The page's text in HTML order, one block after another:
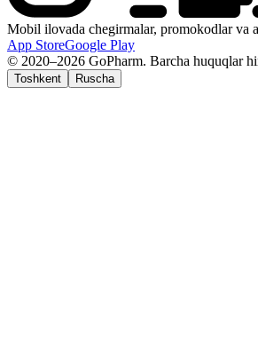
Mobil ilovada chegirmalar, promokodlar va
App StoreGoogle Play
© 2020–2026 GoPharm. Barcha huquqlar
Toshkent Ruscha